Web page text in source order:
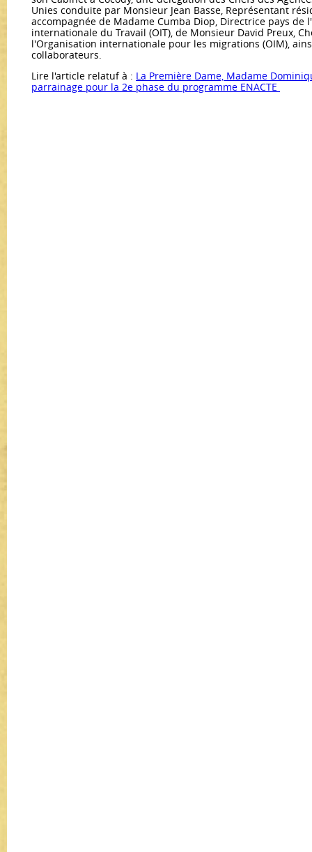
Unies conduite par Monsieur Jean Basse, Représentant
accompagnée de Madame Cumba Diop, Directrice pays de
internationale du Travail (OIT), de Monsieur David Preux,
l'Organisation internationale pour les migrations (OIM),
collaborateurs.
Lire l'article relatuf à : La Première Dame, Madame
parrainage pour la 2e phase du programme ENACTE